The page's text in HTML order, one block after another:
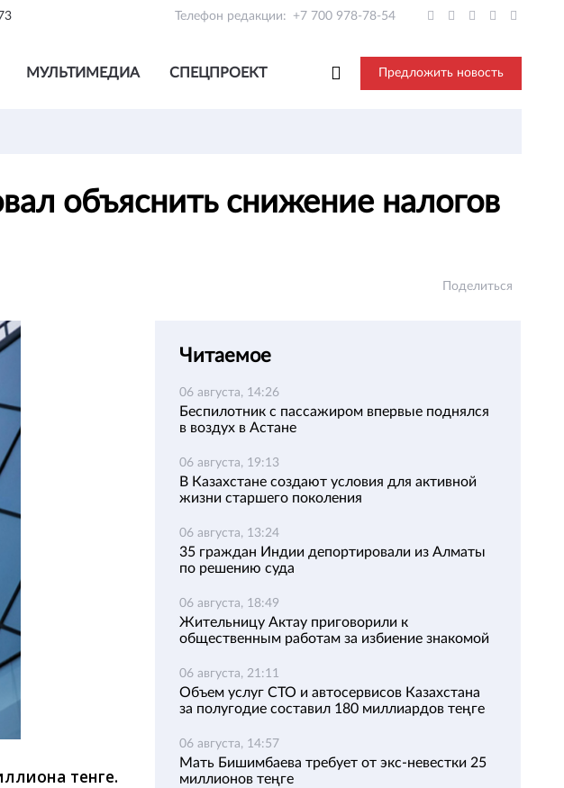
Телефон редакции: +7 700 978-78-54
МУЛЬТИМЕДИА СПЕЦПРОЕКТ Предложить новость
объяснить снижение налогов
Поделиться
тенге.
Читаемое
06 августа, 14:26
Беспилотник с пассажиром впервые поднялся
в воздух в Астане
06 августа, 19:13
В Казахстане создают условия для активной
жизни старшего поколения
06 августа, 13:24
35 граждан Индии депортировали из Алматы
по решению суда
06 августа, 18:49
Жительницу Актау приговорили к
общественным работам за избиение знакомой
06 августа, 21:11
Объем услуг СТО и автосервисов Казахстана
за полугодие составил 180 миллиардов теңге
06 августа, 14:57
Мать Бишимбаева требует от экс-невестки 25
миллионов теңге